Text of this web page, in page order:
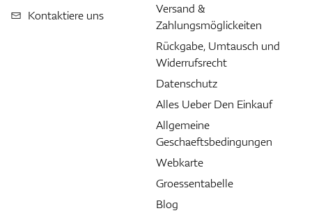
Kontaktiere uns
Versand &
Zahlungsmöglickeiten
Rückgabe, Umtausch und
Widerrufsrecht
Datenschutz
Alles Ueber Den Einkauf
Allgemeine
Geschaeftsbedingungen
Webkarte
Groessentabelle
Blog